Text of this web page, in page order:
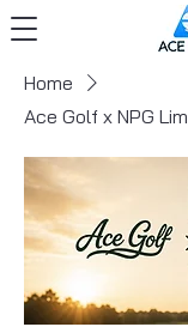
Home
Ace Golf x NPG